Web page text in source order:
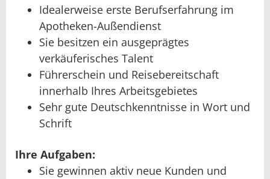
Idealerweise erste Berufserfahrung im
Apotheken-Außendienst
Sie besitzen ein ausgeprägtes
verkäuferisches Talent
Führerschein und Reisebereitschaft
innerhalb Ihres Arbeitsgebietes
Sehr gute Deutschkenntnisse in Wort und
Schrift
Ihre Aufgaben:
Sie gewinnen aktiv neue Kunden und